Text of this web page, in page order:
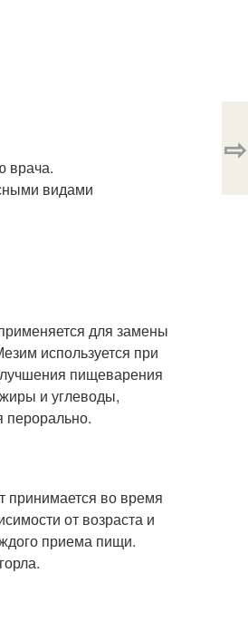
врача.
видами
для замены
используется при
пищеварения
и углеводы,
перорально.
принимается во время
от возраста и
приема пищи.
⇨